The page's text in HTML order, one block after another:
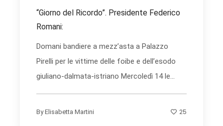
“Giorno del Ricordo”. Presidente Federico
Romani:
Domani bandiere a mezz’asta a Palazzo
Pirelli per le vittime delle foibe e dell’esodo
giuliano-dalmata-istriano Mercoledì 14 le...
ByElisabetta Martini 25